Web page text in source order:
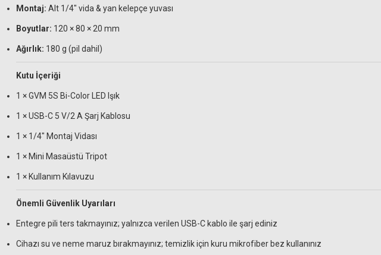
Montaj: Alt 1/4″ vida & yan kelepçe yuvası
Boyutlar: 120 × 80 × 20 mm
Ağırlık: 180 g (pil dahil)
Kutu İçeriği
1 × GVM 5S Bi-Color LED Işık
1 × USB-C 5 V/2 A Şarj Kablosu
1 × 1/4″ Montaj Vidası
1 × Mini Masaüstü Tripot
1 × Kullanım Kılavuzu
Önemli Güvenlik Uyarıları
Entegre pili ters takmayınız; yalnızca verilen USB-C kablo ile şarj ediniz
Cihazı su ve neme maruz bırakmayınız; temizlik için kuru mikrofiber bez kullanınız